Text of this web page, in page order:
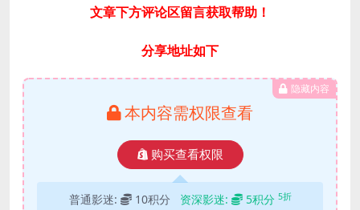
文章下方评论区留言获取帮助！
分享地址如下
隐藏内容
本内容需权限查看
购买查看权限
普通影迷: 10积分 资深影迷: 5积分 5折